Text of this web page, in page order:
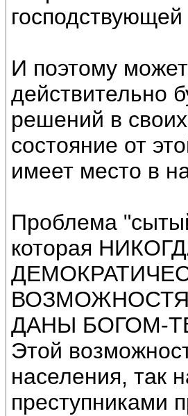
И поэтому
действительно
решений в
состояние от
имеет место в
Проблема
которая
ДАНЫ БОГОМ-
Этой
населения,